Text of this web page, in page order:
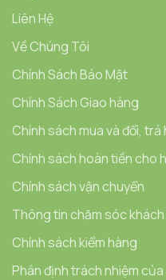
Liên Hệ
Về Chúng Tôi
Chính Sách Bảo Mật
Chính Sách Giao hàng
Chính sách mua và đổi, trả
Chính sách hoàn tiền cho
Chính sách vận chuyển
Thông tin chăm sóc
Chính sách kiểm hàng
Phân định trách nhiệm